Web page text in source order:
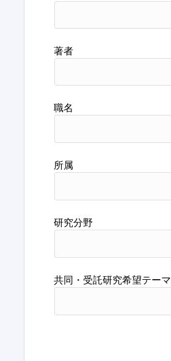
著者
職名
所属
研究分野
共同・受託研究希望テーマ